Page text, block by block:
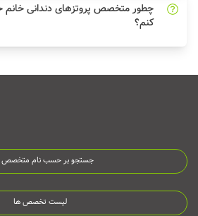
چطور متخصص پروتزهای دندانی خانم
کنم؟
جستجو بر حسب نام متخصص
لیست تخصص ها